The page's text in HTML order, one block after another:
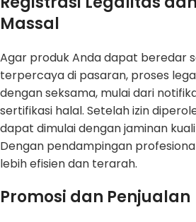
Massal
Agar produk Anda dapat beredar
terpercaya di pasaran, proses
dengan seksama, mulai dari
sertifikasi halal. Setelah izin
dapat dimulai dengan jaminan
Dengan pendampingan
lebih efisien dan terarah.
Promosi dan Penjualan